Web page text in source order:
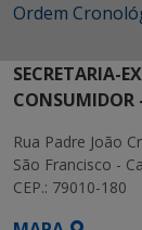
Ordem
SECRETARIA-
CONSUMIDOR
Rua Padre João
São Francisco -
CEP.: 79010-180